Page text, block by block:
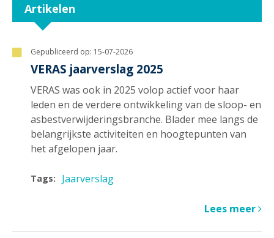
Artikelen
Gepubliceerd op: 15-07-2026
VERAS jaarverslag 2025
VERAS was ook in 2025 volop actief voor haar
leden en de verdere ontwikkeling van de sloop- en
asbestverwijderingsbranche. Blader mee langs de
belangrijkste activiteiten en hoogtepunten van
het afgelopen jaar.
Tags: Jaarverslag
Lees meer